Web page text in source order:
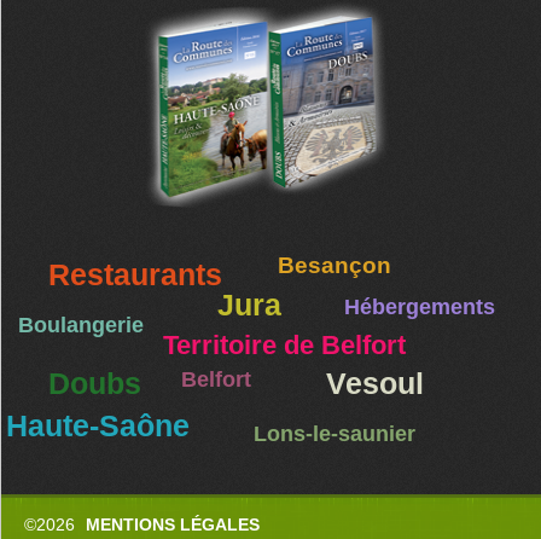
Restaurants Besançon
Jura Hébergements
Boulangerie
Territoire de Belfort
Doubs Belfort
Vesoul
Haute-Saône
Lons-le-saunier
©2026 MENTIONS LÉGALES